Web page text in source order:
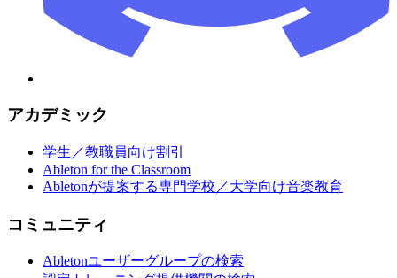
アカデミック
学生／教職員向け割引
Ableton for the Classroom
Abletonが提案する専門学校／大学向け音楽教育
コミュニティ
Abletonユーザーグループの検索